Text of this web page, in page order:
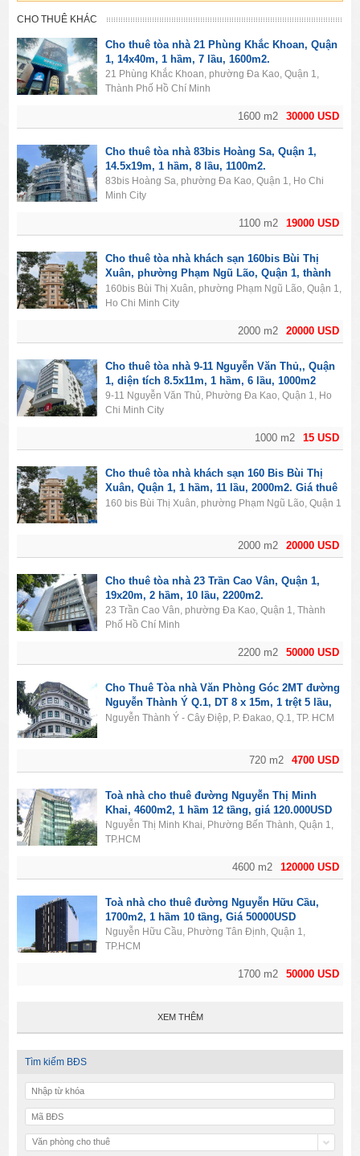
CHO THUÊ KHÁC
30000 USD
1600 m2
Cho thuê tòa nhà 21 Phùng Khắc Khoan, Quận
1, 14x40m, 1 hầm, 7 lầu, 1600m2.
21 Phùng Khắc Khoan, phường Đa Kao, Quận 1,
Thành Phố Hồ Chí Minh
19000 USD
1100 m2
Cho thuê tòa nhà 83bis Hoàng Sa, Quận 1,
14.5x19m, 1 hầm, 8 lầu, 1100m2.
83bis Hoàng Sa, phường Đa Kao, Quận 1, Ho Chi
Minh City
20000 USD
2000 m2
Cho thuê tòa nhà khách sạn 160bis Bùi Thị
Xuân, phường Phạm Ngũ Lão, Quận 1, thành
phố Hồ Chí Minh. Diện tích 2000m2, 1 hầm, 11
lầu, 50PN.
160bis Bùi Thị Xuân, phường Phạm Ngũ Lão, Quận 1,
Ho Chi Minh City
15 USD
1000 m2
Cho thuê tòa nhà 9-11 Nguyễn Văn Thủ,, Quận
1, diện tích 8.5x11m, 1 hầm, 6 lầu, 1000m2
9-11 Nguyễn Văn Thủ, Phường Đa Kao, Quận 1, Ho
Chi Minh City
20000 USD
2000 m2
Cho thuê tòa nhà khách sạn 160 Bis Bùi Thị
Xuân, Quận 1, 1 hầm, 11 lầu, 2000m2. Giá thuê
20.000$/tháng.
160 bis Bùi Thị Xuân, phường Phạm Ngũ Lão, Quận 1
50000 USD
2200 m2
Cho thuê tòa nhà 23 Trần Cao Vân, Quận 1,
19x20m, 2 hầm, 10 lầu, 2200m2.
23 Trần Cao Vân, phường Đa Kao, Quận 1, Thành
Phố Hồ Chí Minh
4700 USD
720 m2
Cho Thuê Tòa nhà Văn Phòng Góc 2MT đường
Nguyễn Thành Ý Q.1, DT 8 x 15m, 1 trệt 5 lầu,
Giá 4700usd
Nguyễn Thành Ý - Cây Điệp, P. Đakao, Q.1, TP. HCM
120000 USD
4600 m2
Toà nhà cho thuê đường Nguyễn Thị Minh
Khai, 4600m2, 1 hầm 12 tầng, giá 120.000USD
Nguyễn Thị Minh Khai, Phường Bến Thành, Quận 1,
TP.HCM
50000 USD
1700 m2
Toà nhà cho thuê đường Nguyễn Hữu Cầu,
1700m2, 1 hầm 10 tầng, Giá 50000USD
Nguyễn Hữu Cầu, Phường Tân Định, Quận 1,
TP.HCM
XEM THÊM
Tìm kiếm BĐS
Văn phòng cho thuê